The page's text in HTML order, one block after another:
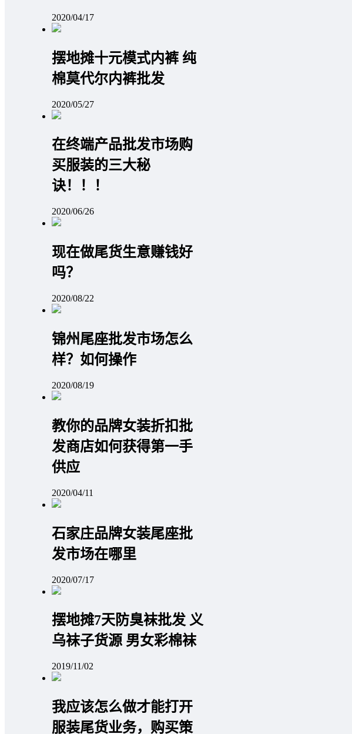
2020/04/17
摆地摊十元模式内裤 纯
棉莫代尔内裤批发
2020/05/27
在终端产品批发市场购
买服装的三大秘
诀！！！
2020/06/26
现在做尾货生意赚钱好
吗？
2020/08/22
锦州尾座批发市场怎么
样？如何操作
2020/08/19
教你的品牌女装折扣批
发商店如何获得第一手
供应
2020/04/11
石家庄品牌女装尾座批
发市场在哪里
2020/07/17
摆地摊7天防臭袜批发 义
乌袜子货源 男女彩棉袜
2019/11/02
我应该怎么做才能打开
服装尾货业务，购买策